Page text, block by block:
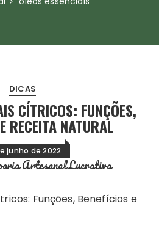
DICAS
CÍTRICOS: FUNÇÕES,
RECEITA NATURAL
junho de 2022
Artesanal Lucrativa